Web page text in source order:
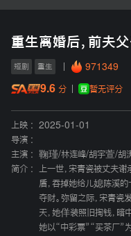
重生离婚后，前夫
短剧 重生 971349
9.6 分 暂无评分
上映 :
2025-01-01
导演 :
主演 :
鞠瑾/林连峰/胡宇萱/胡
简介 :
上一世，宋青瓷被丈夫
盾，吞掉她给儿媳陈溪的
夺财。弥留之际，宋青瓷
天，她佯装照旧掏钱，暗
她以“中彩票”“买茶厂”